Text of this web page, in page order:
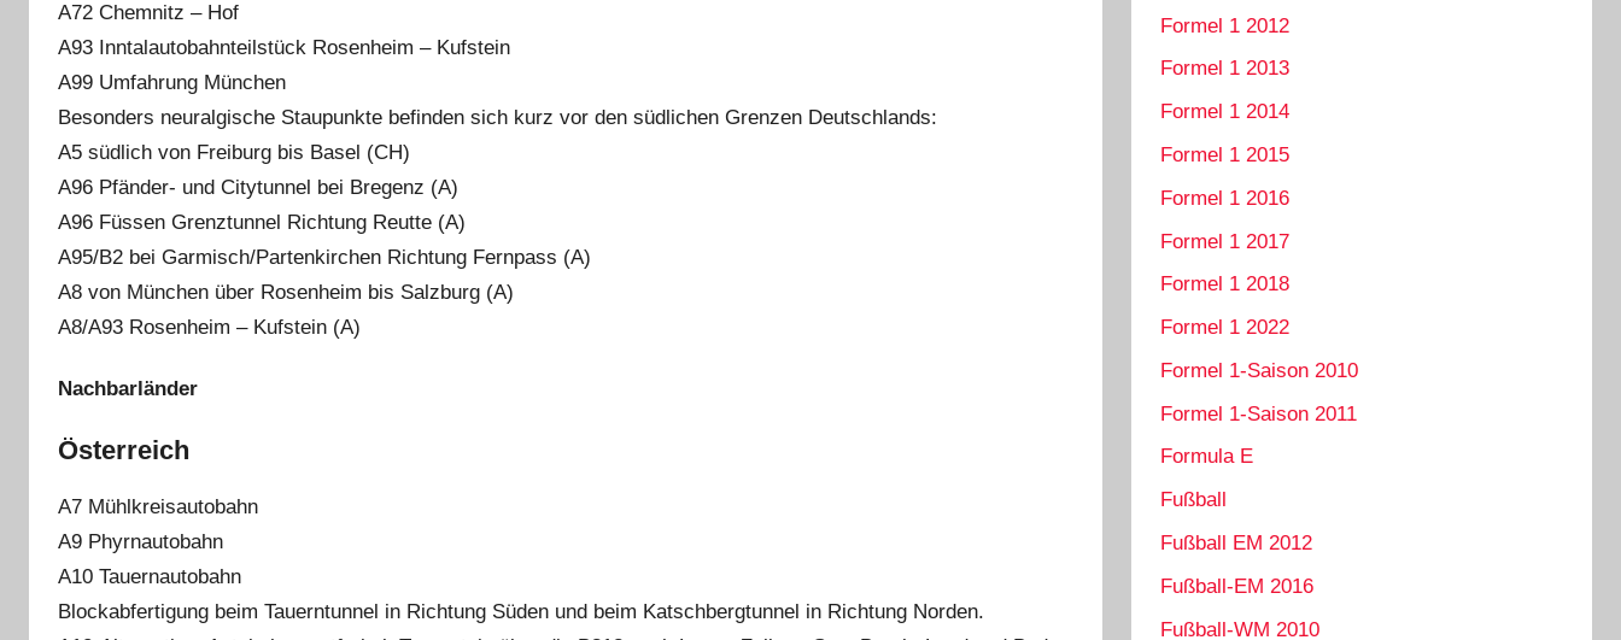
A72 Chemnitz – Hof
A93 Inntalautobahnteilstück Rosenheim – Kufstein
A99 Umfahrung München
Besonders neuralgische Staupunkte befinden sich kurz vor den südlichen Grenzen Deutschlands:
A5 südlich von Freiburg bis Basel (CH)
A96 Pfänder- und Citytunnel bei Bregenz (A)
A96 Füssen Grenztunnel Richtung Reutte (A)
A95/B2 bei Garmisch/Partenkirchen Richtung Fernpass (A)
A8 von München über Rosenheim bis Salzburg (A)
A8/A93 Rosenheim – Kufstein (A)
Nachbarländer
Österreich
A7 Mühlkreisautobahn
A9 Phyrnautobahn
A10 Tauernautobahn
Blockabfertigung beim Tauerntunnel in Richtung Süden und beim Katschbergtunnel in Richtung Norden.
Formel 1 2012
Formel 1 2013
Formel 1 2014
Formel 1 2015
Formel 1 2016
Formel 1 2017
Formel 1 2018
Formel 1 2022
Formel 1-Saison 2010
Formel 1-Saison 2011
Formula E
Fußball
Fußball EM 2012
Fußball-EM 2016
Fußball-WM 2010